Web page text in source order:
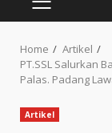
PRIMARY
MENU
Home
Artikel
PT.SSL Salurkan
Palas. Padang
Artikel